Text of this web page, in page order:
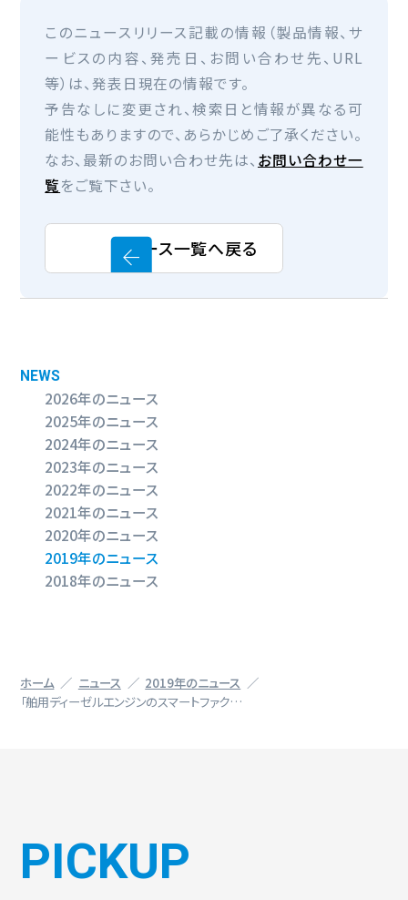
このニュースリリース記載の情報（製品情報、サ
ービスの内容、発売日、お問い合わせ先、URL
等）は、発表日現在の情報です。
予告なしに変更され、検索日と情報が異なる可
能性もありますので、あらかじめご了承ください。
なお、最新のお問い合わせ先は、 お問い合わせ一
覧をご覧下さい。
ニュース一覧へ戻る
NEWS
2026年のニュース
2025年のニュース
2024年のニュース
2023年のニュース
2022年のニュース
2021年のニュース
2020年のニュース
2019年のニュース
2018年のニュース
ホーム ニュース
2019年のニュース
「舶用ディーゼルエンジンのスマートファク…
PICKUP